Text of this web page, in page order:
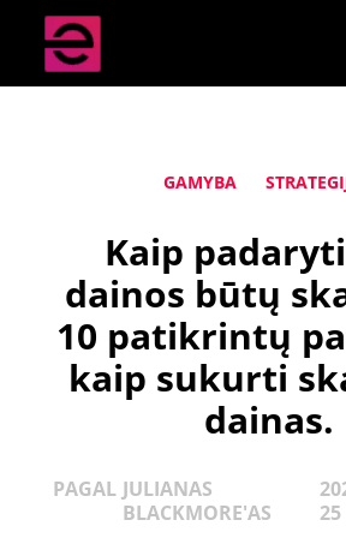
GAMYBA
Kaip
dainos būtų
10 patikrintų
kaip sukurti
dainas.
PAGAL JULIANAS
BLACKMORE'AS